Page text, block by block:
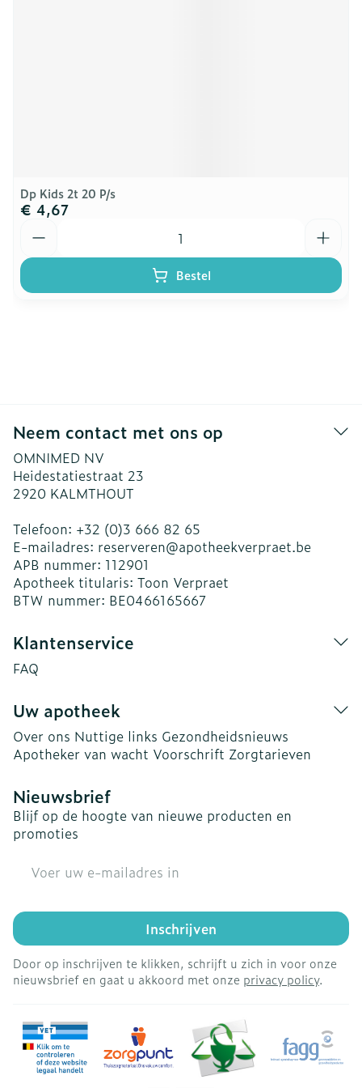
Dp Kids 2t 20 P/s
€ 4,67
Bestel
Neem contact met ons op
OMNIMED NV
Heidestatiestraat 23
2920 KALMTHOUT
Telefoon: +32 (0)3 666 82 65
E-mailadres: reserveren@apotheekverpraet.be
APB nummer: 112901
Apotheek titularis: Toon Verpraet
BTW nummer: BE0466165667
Klantenservice
FAQ
Uw apotheek
Over ons Nuttige links Gezondheidsnieuws
Apotheker van wacht Voorschrift Zorgtarieven
Nieuwsbrief
Blijf op de hoogte van nieuwe producten en
promoties
Inschrijven
Door op inschrijven te klikken, schrijft u zich in voor onze
nieuwsbrief en gaat u akkoord met onze privacy policy.